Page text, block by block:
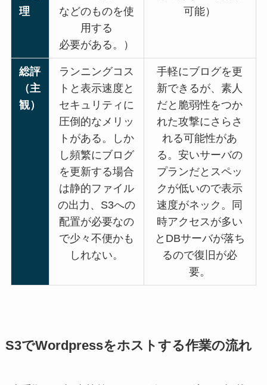
理
などのものを使
用する
必要がある。）
可能）
総評
（主
観）
ランニングコス
トと表示速度と
セキュリティに
圧倒的なメリッ
トがある。しか
し頻繁にブログ
を更新する場合
は静的ファイル
の出力、S3への
配置が必要なの
で少々不便かも
しれない。
手軽にブログを更
新できるが、素人
だと脆弱性をつか
れた攻撃にさらさ
れる可能性があ
る。安いサーバの
プランだとスペッ
クが低いので表示
速度がネック。同
時アクセスが多い
とDBサーバが落ち
るので復旧が必
要。
S3でWordpressをホストする作業の流れ